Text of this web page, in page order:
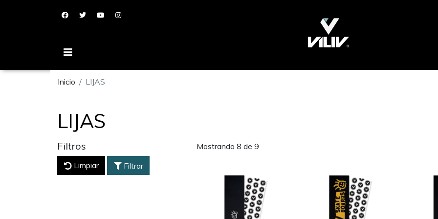
Inicio LIJAS
LIJAS
Filtros
Limpiar Filtrar
Mostrando 8 de 9